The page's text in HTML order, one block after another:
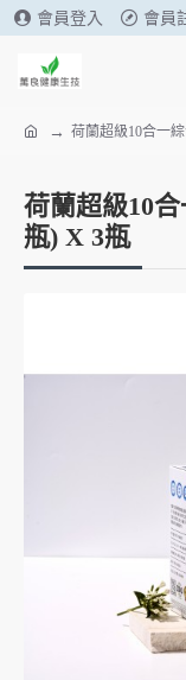
會員登入 會員
荷蘭超級10合一
荷蘭超級10
瓶) X 3瓶